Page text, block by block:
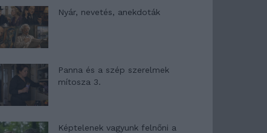
Nyár, nevetés, anekdoták
Panna és a szép szerelmek
mítosza 3.
Képtelenek vagyunk felnőni a